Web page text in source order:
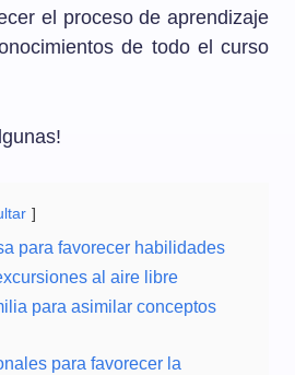
el proceso de aprendizaje
de todo el curso
para favorecer habilidades
al aire libre
para asimilar conceptos
para favorecer la